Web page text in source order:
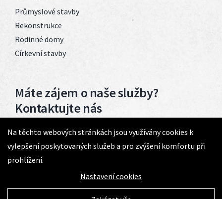
Průmyslové stavby
Rekonstrukce
Rodinné domy
Církevní stavby
Máte zájem o naše služby?
Kontaktujte nás
+420 602 782 708
1vasto@1vasto.cz
Na těchto webových stránkách jsou využívány cookies k
vylepšení poskytovaných služeb a pro zvýšení komfortu při
prohlížení.
Nastavení cookies